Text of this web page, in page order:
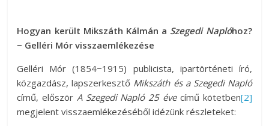
Hogyan került Mikszáth Kálmán a Szegedi Naplóhoz?
− Gelléri Mór visszaemlékezése
Gelléri Mór (1854−1915) publicista, ipartörténeti író,
közgazdász, lapszerkesztő Mikszáth és a Szegedi Napló
című, először A Szegedi Napló 25 éve című kötetben[2]
megjelent visszaemlékezéséből idézünk részleteket: